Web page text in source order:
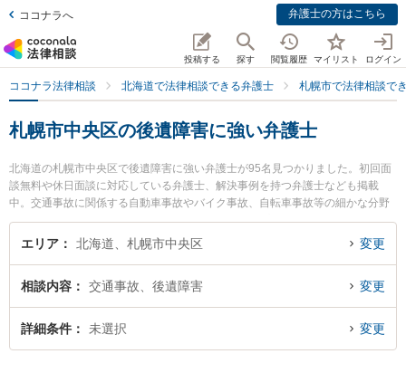
ココナラへ 弁護士の方はこちら
投稿する 探す 閲覧履歴 マイリスト ログイン
ココナラ法律相談 北海道で法律相談できる弁護士 札幌市で法律相談で
札幌市中央区の後遺障害に強い弁護士
北海道の札幌市中央区で後遺障害に強い弁護士が95名見つかりました。初回面
談無料や休日面談に対応している弁護士、解決事例を持つ弁護士なども掲載
中。交通事故に関係する自動車事故やバイク事故、自転車事故等の細かな分野
での絞り込み検索もでき便利です。特に弁護士法人プロテクトスタンス 札幌事
務所の田中 修次郎弁護士や南3条総合法律事務所の七尾 毅弁護士、ベリーベス
害のトラブルを今すぐに弁護士に相談したい』『後遺障害のトラブル解決の実
績豊富な近くの弁護士を検索したい』『初回相談無料で後遺障害を法律相談で
きる札幌市中央区内の弁護士に相談予約したい』などでお困りの相談者さんに
エリア 北海道、札幌市中央区 変更
相談内容 交通事故、後遺障害 変更
詳細条件 未選択 変更